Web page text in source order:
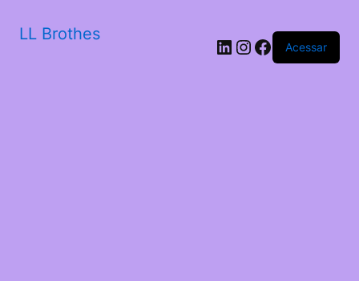
LL Brothes
LinkedIn
Instagram
Facebook
Acessar